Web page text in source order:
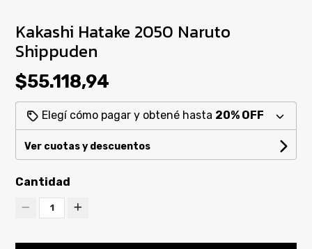
Kakashi Hatake 2050 Naruto
Shippuden
$55.118,94
Elegí cómo pagar y obtené hasta 20% OFF
Ver cuotas y descuentos
Cantidad
1